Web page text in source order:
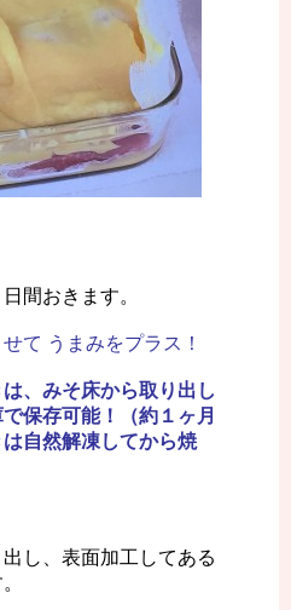
間おきます。
て うまみをプラス！
、みそ床から取り出し
保存可能！（約１ヶ月
自然解凍してから焼
し、表面加工してある